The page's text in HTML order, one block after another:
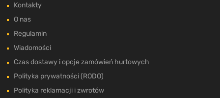
Kontakty
O nas
Regulamin
Wiadomości
Czas dostawy i opcje zamówień hurtowych
Polityka prywatności (RODO)
Polityka reklamacji i zwrotów